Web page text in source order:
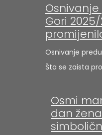
Gori
Osnivanje
Šta se zaista
Osmi
dan